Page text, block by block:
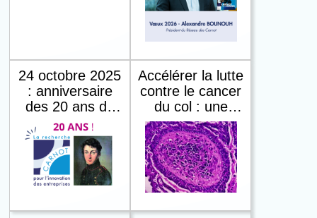
24 octobre 2025
: anniversaire
des 20 ans du
premier appel
Carnot, un
réseau au
service de
l’innovation
Accélérer la lutte
contre le cancer
du col : une
technologie
Carnot Pasteur
licenciée à ABL
Diagnostics